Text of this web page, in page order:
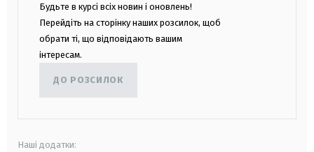
Будьте в курсі всіх новин і оновлень!
Перейдіть на сторінку наших розсилок, щоб
обрати ті, що відповідають вашим
інтересам.
ДО РОЗСИЛОК
Наші додатки: